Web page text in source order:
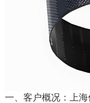
一、客户概况：上